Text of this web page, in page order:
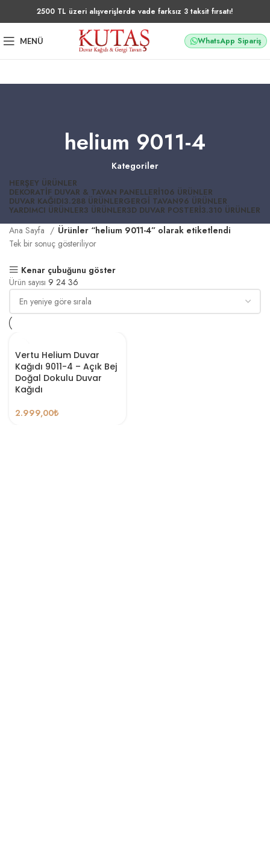
2500 TL üzeri alışverişlerde vade farksız 3 taksit fırsatı!
MENÜ WhatsApp Sipariş
helium 9011-4
Kategoriler
HERŞEY ÜRÜNLER
DEKORATIF DUVAR & TAVAN PANELLERI106 ÜRÜNLER
DUVAR KAĞIDI3.288 ÜRÜNLERGERGI TAVAN96 ÜRÜNLER
YARDIMCI ÜRÜNLER3 ÜRÜNLER3D DUVAR POSTERI3.310 ÜRÜNLER
Ana Sayfa
Ürünler “helium 9011-4” olarak etiketlendi
Tek bir sonuç gösteriliyor
Kenar çubuğunu göster
Ürün sayısı 9 24 36
Vertu Helium Duvar
Kağıdı 9011-4 – Açık Bej
Doğal Dokulu Duvar
Kağıdı
2.999,00₺